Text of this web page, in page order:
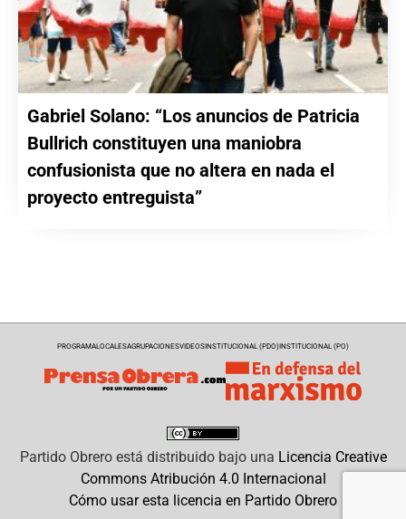
Gabriel Solano: “Los anuncios de Patricia
Bullrich constituyen una maniobra
confusionista que no altera en nada el
proyecto entreguista”
PROGRAMALOCALESAGRUPACIONESVIDEOSINSTITUCIONAL (PDO)INSTITUCIONAL (PO)
Partido Obreroestá distribuido bajo una Licencia Creative
Commons Atribución 4.0 Internacional
Cómo usar esta licencia en Partido Obrero